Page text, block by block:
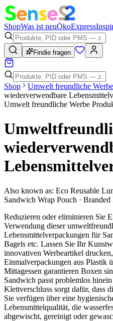
ShopWas ist neuÖkoExpress
Findie fragen
Shop Umwelt freundliche
wiederverwendbare
Umwelt freundliche Werbe
Also known as: Eco Reusable
Sandwich Wrap Pouch ·
Reduzieren oder eliminieren Sie
Verwendung dieser
Lebensmittelverpackungen für
Bagels etc. Lassen Sie Ihr
innovativen Werbeartikel
Einmalverpackungen aus Plastik
Mittagessen garantieren Boxen
Sandwich passt problemlos
Klettverschluss sorgt dafür, dass
Sie verfügen über eine
Lebensmittelqualität, die
abgewischt, gereinigt oder